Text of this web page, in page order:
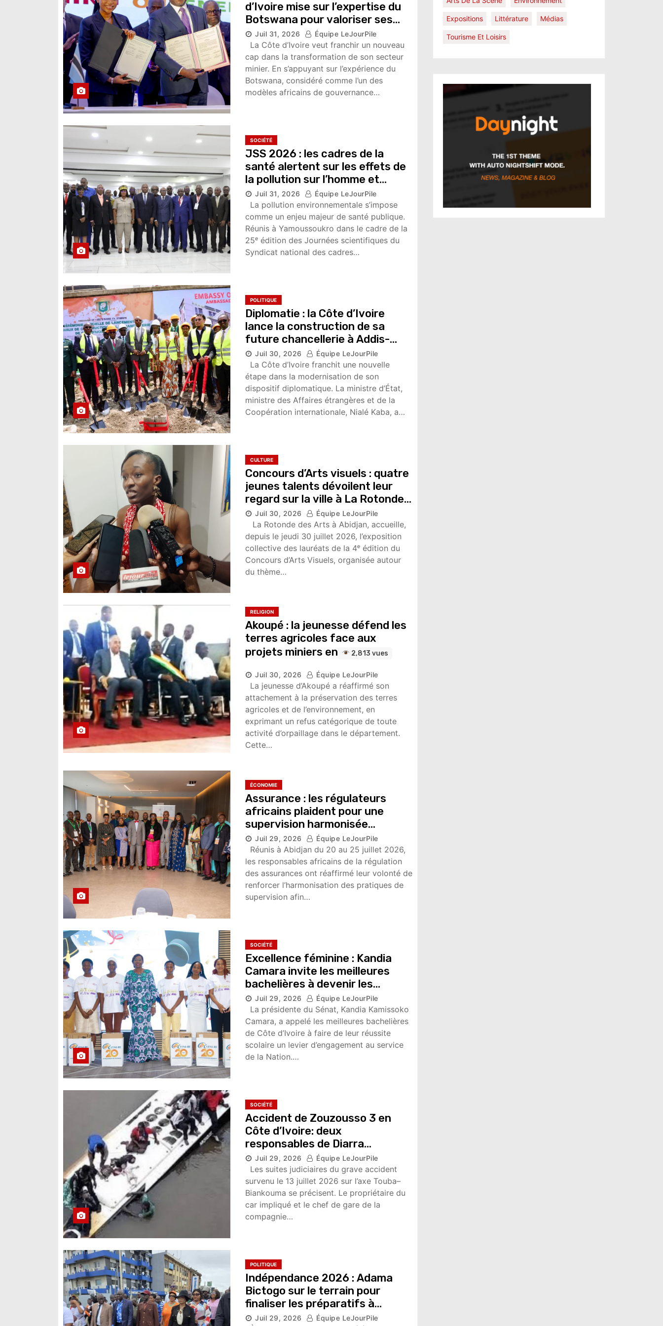
d’Ivoire mise sur l’expertise du
Botswana pour valoriser ses
ressources
7,414 vues
Juil 31, 2026 Équipe LeJourPile
La Côte d’Ivoire veut franchir un nouveau
cap dans la transformation de son secteur
minier. En s’appuyant sur l’expérience du
Botswana, considéré comme l’un des
modèles africains de gouvernance…
SOCIÉTÉ
JSS 2026 : les cadres de la
santé alertent sur les effets de
la pollution sur l’homme et
l’animal
8,906 vues
Juil 31, 2026 Équipe LeJourPile
La pollution environnementale s’impose
comme un enjeu majeur de santé publique.
Réunis à Yamoussoukro dans le cadre de la
25ᵉ édition des Journées scientifiques du
Syndicat national des cadres…
POLITIQUE
Diplomatie : la Côte d’Ivoire
lance la construction de sa
future chancellerie à Addis-
Abeba
4,697 vues
Juil 30, 2026 Équipe LeJourPile
La Côte d’Ivoire franchit une nouvelle
étape dans la modernisation de son
dispositif diplomatique. La ministre d’État,
ministre des Affaires étrangères et de la
Coopération internationale, Nialé Kaba, a…
CULTURE
Concours d’Arts visuels : quatre
jeunes talents dévoilent leur
regard sur la ville à La Rotonde
des Arts à Abidjan
3,055 vues
Juil 30, 2026 Équipe LeJourPile
La Rotonde des Arts à Abidjan, accueille,
depuis le jeudi 30 juillet 2026, l’exposition
collective des lauréats de la 4ᵉ édition du
Concours d’Arts Visuels, organisée autour
du thème…
RELIGION
Akoupé : la jeunesse défend les
terres agricoles face aux
projets miniers en
2,813 vues
Juil 30, 2026 Équipe LeJourPile
La jeunesse d’Akoupé a réaffirmé son
attachement à la préservation des terres
agricoles et de l’environnement, en
exprimant un refus catégorique de toute
activité d’orpaillage dans le département.
Cette…
ÉCONOMIE
Assurance : les régulateurs
africains plaident pour une
supervision harmonisée
3,790 vues
Juil 29, 2026 Équipe LeJourPile
Réunis à Abidjan du 20 au 25 juillet 2026,
les responsables africains de la régulation
des assurances ont réaffirmé leur volonté de
renforcer l’harmonisation des pratiques de
supervision afin…
SOCIÉTÉ
Excellence féminine : Kandia
Camara invite les meilleures
bachelières à devenir les
leaders de demain
4,676 vues
Juil 29, 2026 Équipe LeJourPile
La présidente du Sénat, Kandia Kamissoko
Camara, a appelé les meilleures bachelières
de Côte d’Ivoire à faire de leur réussite
scolaire un levier d’engagement au service
de la Nation.…
SOCIÉTÉ
Accident de Zouzousso 3 en
Côte d’Ivoire: deux
responsables de Diarra
Transport écroués après le
drame
5,748 vues
Juil 29, 2026 Équipe LeJourPile
Les suites judiciaires du grave accident
survenu le 13 juillet 2026 sur l’axe Touba–
Biankouma se précisent. Le propriétaire du
car impliqué et le chef de gare de la
compagnie…
POLITIQUE
Indépendance 2026 : Adama
Bictogo sur le terrain pour
finaliser les préparatifs à
Yopougon
4,206 vues
Juil 29, 2026 Équipe LeJourPile
Expositions Littérature Médias
Tourisme Et Loisirs